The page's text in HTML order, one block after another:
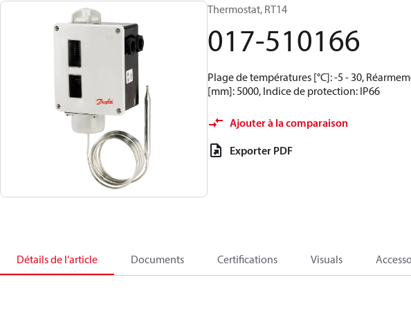
Thermostat, RT14
017-510166
Plage de températures [°C]: -5 - 30,
[mm]: 5000, Indice de protection: IP66
Ajouter à la comparaison
Exporter PDF
Détails de l’article Documents Certifications Visuals